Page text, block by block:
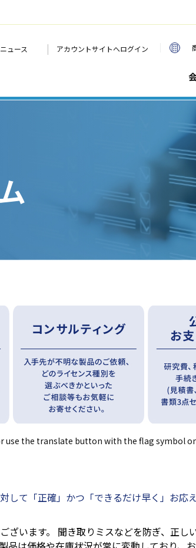
ュース | アカウントサイトへログイン
use the translate button with the flag symbol
して「正確」かつ「できるだけ早く」お応
います。 聞き取りミスなどを防ぎ、正